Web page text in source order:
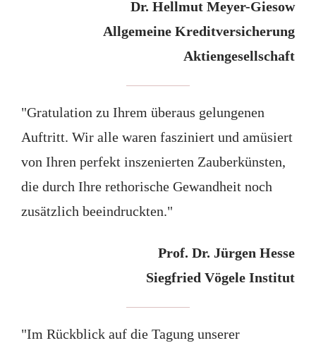
Dr. Hellmut Meyer-Giesow
Allgemeine Kreditversicherung
Aktiengesellschaft
"Gratulation zu Ihrem überaus gelungenen
Auftritt. Wir alle waren fasziniert und amüsiert
von Ihren perfekt inszenierten Zauberkünsten,
die durch Ihre rethorische Gewandheit noch
zusätzlich beeindruckten."
Prof. Dr. Jürgen Hesse
Siegfried Vögele Institut
"Im Rückblick auf die Tagung unserer